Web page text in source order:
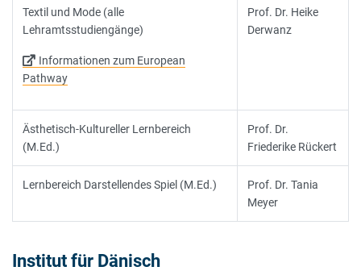
Textil und Mode (alle
Lehramtsstudiengänge)
Informationen zum European
Pathway
Prof. Dr. Heike
Derwanz
Ästhetisch-Kultureller Lernbereich
(M.Ed.)
Prof. Dr.
Friederike Rückert
Lernbereich Darstellendes Spiel (M.Ed.)
Prof. Dr. Tania
Meyer
Institut für Dänisch